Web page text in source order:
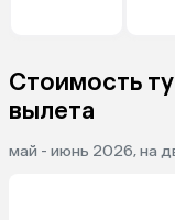
Стоимость
вылета
май - июнь 2026, на